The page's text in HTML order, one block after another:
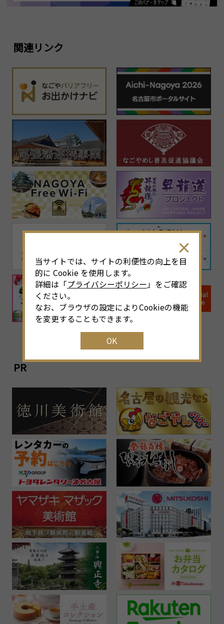
関連リンク
PR
当サイトでは、サイトの利便性の向上を目
的に Cookie を使用します。
詳細は「プライバシーポリシー 」をご確認
ください。
なお、ブラウザの設定によりCookieの機能
を変更することもできます。
OK